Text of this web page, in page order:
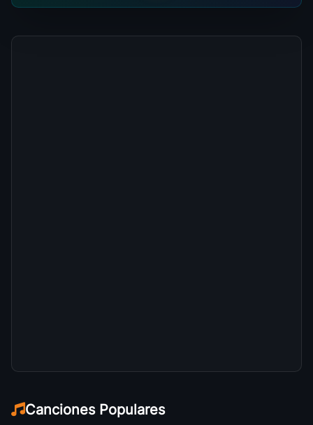
Canciones Populares